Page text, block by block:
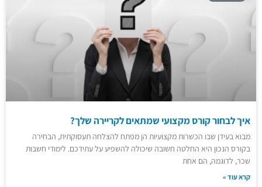
איך לבחור קורס מקצועי שמתאים לקריירה שלך?
מבוא בעידן שבו הכשרות מקצועיות הן מפתח להצלחה תעסוקתית, הבחירה
בקורס הנכון היא החלטה חשובה שיכולה להשפיע על עתידכם. לימודי חשבות
שכר, לדוגמה, הם אחת
קרא עוד »